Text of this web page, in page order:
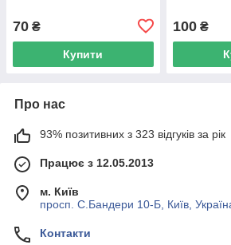
70 ₴
Купити
100₴
Про нас
93% позитивних з 323 відгуків за рік
Працює з 12.05.2013
м. Київ
просп. С.Бандери 10-Б, Київ,
Контакти